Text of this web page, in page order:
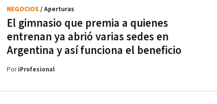
El gimnasio que premia a quienes
entrenan ya abrió varias sedes en
Argentina y así funciona el beneficio
NEGOCIOS / Aperturas
PoriProfesional